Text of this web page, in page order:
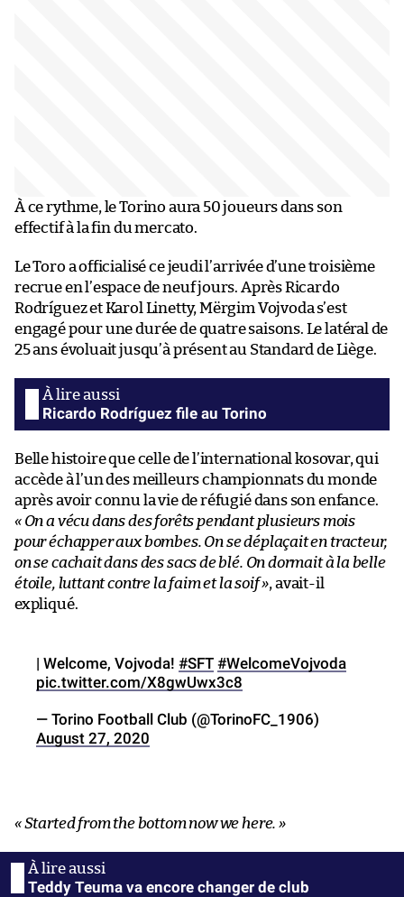
À ce rythme, le Torino aura 50 joueurs dans son
effectif à la fin du mercato.
Le Toro a officialisé ce jeudi l’arrivée d’une troisième
recrue en l’espace de neuf jours. Après Ricardo
Rodríguez et Karol Linetty, Mërgim Vojvoda s’est
engagé pour une durée de quatre saisons. Le latéral de
25 ans évoluait jusqu’à présent au Standard de Liège.
Ricardo Rodríguez file au Torino
Belle histoire que celle de l’international kosovar, qui
accède à l’un des meilleurs championnats du monde
après avoir connu la vie de réfugié dans son enfance.
« On a vécu dans des forêts pendant plusieurs mois
pour échapper aux bombes. On se déplaçait en tracteur,
on se cachait dans des sacs de blé. On dormait à la belle
étoile, luttant contre la faim et la soif », avait-il
expliqué.
| Welcome, Vojvoda! #SFT #WelcomeVojvoda
pic.twitter.com/X8gwUwx3c8
— Torino Football Club (@TorinoFC_1906)
August 27, 2020
« Started from the bottom now we here. »
Teddy Teuma va encore changer de club